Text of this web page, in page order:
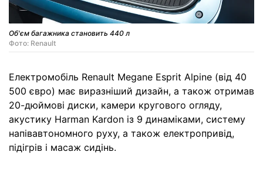
Об'єм багажника становить 440 л
Фото: Renault
Електромобіль Renault Megane Esprit Alpine (від 40
500 євро) має виразніший дизайн, а також отримав
20-дюймові диски, камери кругового огляду,
акустику Harman Kardon із 9 динаміками, систему
напівавтономного руху, а також електропривід,
підігрів і масаж сидінь.